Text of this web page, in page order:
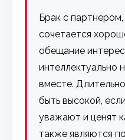
Брак с
сочетается
обещание
интеллектуально
вместе.
быть высокой,
уважают и ценят
также являются